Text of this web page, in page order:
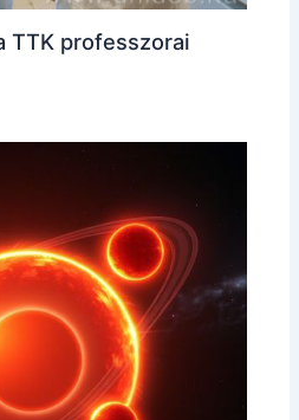
TTK professzorai